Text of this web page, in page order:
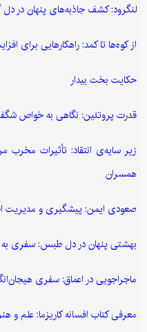
لنگرود: کشف جاذبه‌های پنهان در دل
از کوه‌ها تا کمد: راهکارهایی برای
حکایت بخت بیدار
قدرت پروتئین: نگاهی به خواص
زیر سایه‌ی انتقاد: تأثیرات مخرب
همسران
صعودی ایمن: پیشگیری و مدیریت
بهشتی پنهان در دل طبس: سفری به
ماجراجویی در اعماق: سفری
معرفی کتاب افسانه کاریزما: علم و